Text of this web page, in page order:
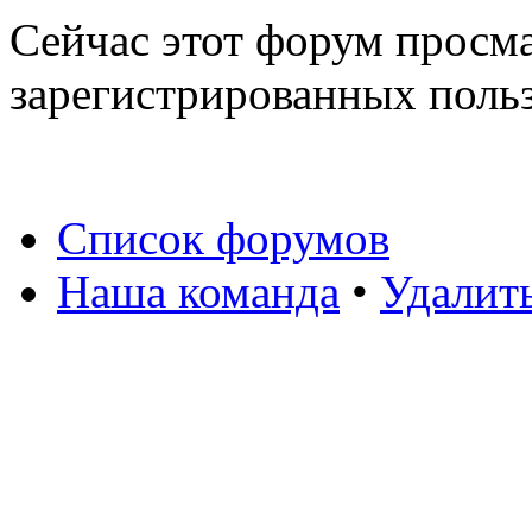
Сейчас этот форум
зарегистрированных
Список форумов
Наша команда •